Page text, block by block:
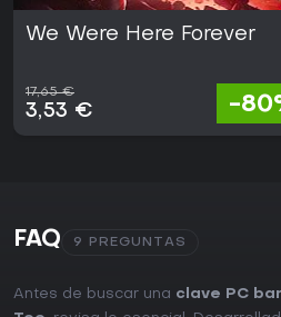
We Were Here Forever
17,65 €
3,53 € -
FAQ 9 PREGUNTAS
Antes de buscar una clave PC